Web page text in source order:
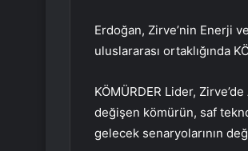
Erdoğan, Zirve’nin Enerji
uluslararası ortaklığında
KÖMÜRDER Lider,
değişen kömürün, saf
gelecek senaryolarının